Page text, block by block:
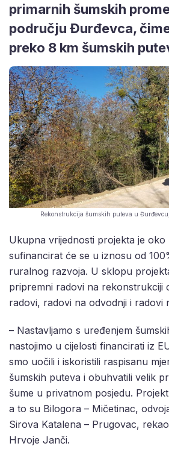
primarnih šumskih
području Đurđevca,
preko 8 km šumskih
Rekonstrukcija šumskih puteva u
Ukupna vrijednosti projekta je oko
sufinancirat će se u iznosu od
ruralnog razvoja. U sklopu
pripremni radovi na rekonstrukciji
radovi, radovi na odvodnji i radovi
– Nastavljamo s uređenjem
nastojimo u cijelosti financirati iz
smo uočili i iskoristili raspisanu
šumskih puteva i obuhvatili velik
šume u privatnom posjedu.
a to su Bilogora – Mičetinac,
Sirova Katalena – Prugovac,
Hrvoje Janči.